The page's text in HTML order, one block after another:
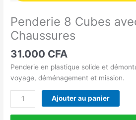
Penderie 8 Cubes
Chaussures
31.000 CFA
Penderie en plastique solide et
voyage, déménagement et mission.
Ajouter au panier